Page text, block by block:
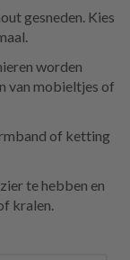
gesneden. Kies
worden
van mobieltjes of
of ketting
te hebben en
kralen.